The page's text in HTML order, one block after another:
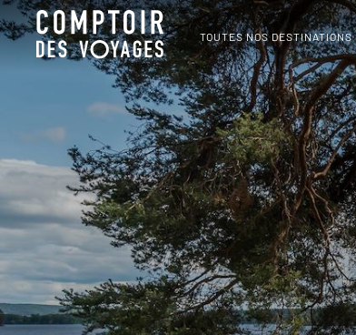
TOUTES NOS DESTINATIONS